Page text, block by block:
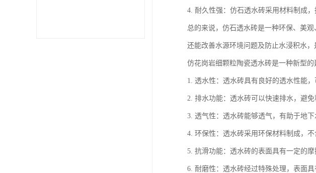
4. 耐久性强：仿石透水砖采用材料制成
总的来说，仿石透水砖是一种环保、美
还能改善水源环境问题及防止水浸积水，
仿花岗岩细颗粒陶瓷透水砖是一种新型的
1. 透水性：透水砖具有良好的透水性能
2. 排水功能：透水砖可以快速排水，避免
3. 透气性：透水砖能够透气，有助于地
4. 环保性：透水砖采用环保材料制成，不
5. 抗滑功能：透水砖的表面具有一定的
6. 耐磨性：透水砖经过特殊处理，表面